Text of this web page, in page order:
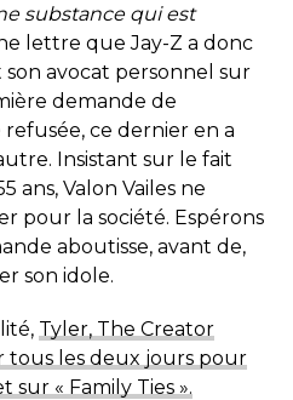
substance qui est
lettre que Jay-Z a donc
avocat personnel sur
demande de
ce dernier en a
Insistant sur le fait
ans, Valon Vailes ne
pour la société. Espérons
aboutisse, avant de,
son idole.
Tyler, The Creator
tous les deux jours pour
sur « Family Ties ».